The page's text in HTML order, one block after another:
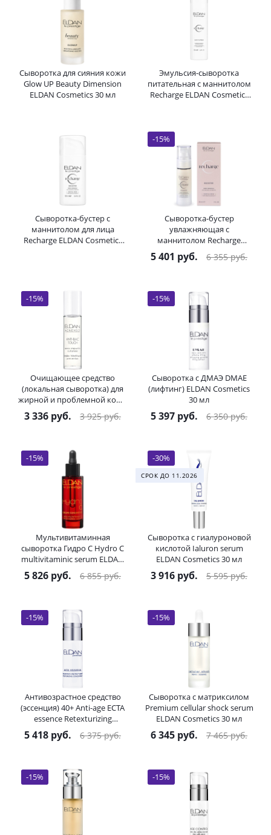
Сыворотка для сияния кожи
Glow UP Beauty Dimension
ELDAN Cosmetics 30 мл
Эмульсия-сыворотка
питательная с маннитолом
Recharge ELDAN Cosmetics
Сыворотка-бустер с
маннитолом для лица
Recharge ELDAN Cosmetics
Сыворотка-бустер
увлажняющая с
маннитолом Recharge
Booster Essential Serum
ELDAN Cosmetics 30 мл
5 401 руб. 6 355руб.
-15%
Очищающее средство
(локальная сыворотка) для
жирной и проблемной кожи
Anti-Bac Touch ELDAN
Cosmetics 10 мл
3 336 руб. 3 925руб.
-15%
Сыворотка с ДМАЭ DMAE
(лифтинг) ELDAN Cosmetics
30 мл
5 397 руб. 6 350руб.
-15%
Мультивитаминная
сыворотка Гидро C Hydro C
multivitaminic serum ELDAN
Cosmetics 30 мл
5 826 руб. 6 855руб.
-15%
СРОК ДО 11.2026
Сыворотка с гиалуроновой
кислотой Ialuron serum
ELDAN Cosmetics 30 мл
3 916 руб. 5 595руб.
-30%
Антивозрастное средство
(эссенция) 40+ Anti-age ECTA
essence Retexturizing
Concentrate ELDAN
Cosmetics 30 мл
5 418 руб. 6 375руб.
-15%
Сыворотка с матриксилом
Premium cellular shock serum
ELDAN Cosmetics 30 мл
6 345 руб. 7 465руб.
-15%
-15% -15%